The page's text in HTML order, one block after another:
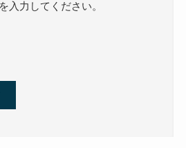
入力してください。